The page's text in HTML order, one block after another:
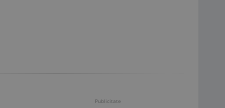
Publicitate